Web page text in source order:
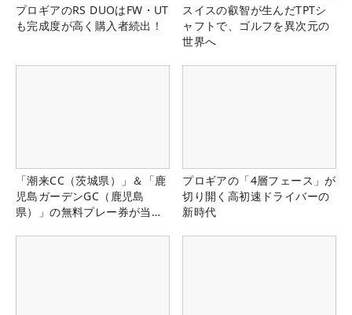
プロギアのRS DUOはFW・UT
も完成度が高く購入者続出！
スイスの叡智が生んだTPTシ
ャフトで、ゴルフを異次元の
世界へ
「潮来CC（茨城県）」＆「鹿
児島ガーデンGC（鹿児島
県）」の無料プレー券が当た
プロギアの「4層フェース」が
切り開く高初速ドライバーの
新時代